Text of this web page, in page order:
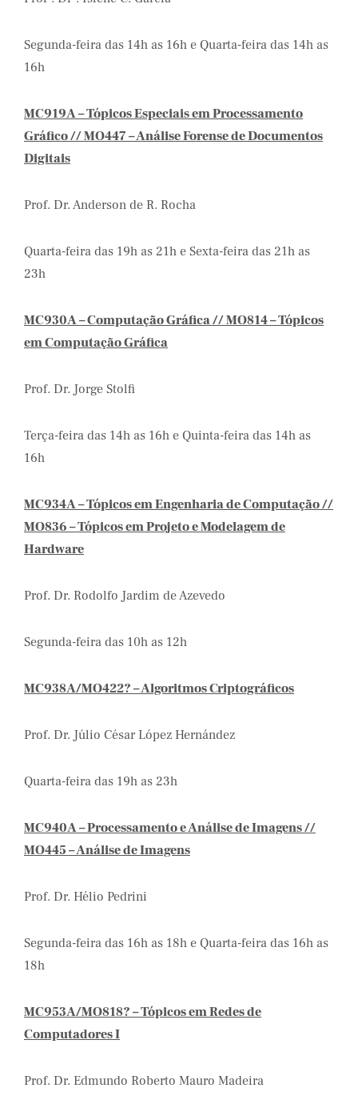
Segunda-feira das 14h as 16h e Quarta-feira das 14h as
16h
MC919A – Tópicos Especiais em Processamento
Gráfico // MO447 – Análise Forense de Documentos
Digitais
Prof. Dr. Anderson de R. Rocha
Quarta-feira das 19h as 21h e Sexta-feira das 21h as
23h
MC930A – Computação Gráfica // MO814 – Tópicos
em Computação Gráfica
Prof. Dr. Jorge Stolfi
Terça-feira das 14h as 16h e Quinta-feira das 14h as
16h
MC934A – Tópicos em Engenharia de Computação //
MO836 – Tópicos em Projeto e Modelagem de
Hardware
Prof. Dr. Rodolfo Jardim de Azevedo
Segunda-feira das 10h as 12h
MC938A/MO422? – Algoritmos Criptográficos
Prof. Dr. Júlio César López Hernández
Quarta-feira das 19h as 23h
MC940A – Processamento e Análise de Imagens //
MO445 – Análise de Imagens
Prof. Dr. Hélio Pedrini
Segunda-feira das 16h as 18h e Quarta-feira das 16h as
18h
MC953A/MO818? – Tópicos em Redes de
Computadores I
Prof. Dr. Edmundo Roberto Mauro Madeira